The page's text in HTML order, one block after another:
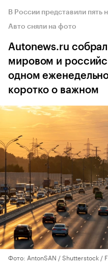
В России представили
Авто сняли на фото
Autonews.ru
мировом и
одном
коротко о важном
Фото: AntonSAN / Shutterstock /